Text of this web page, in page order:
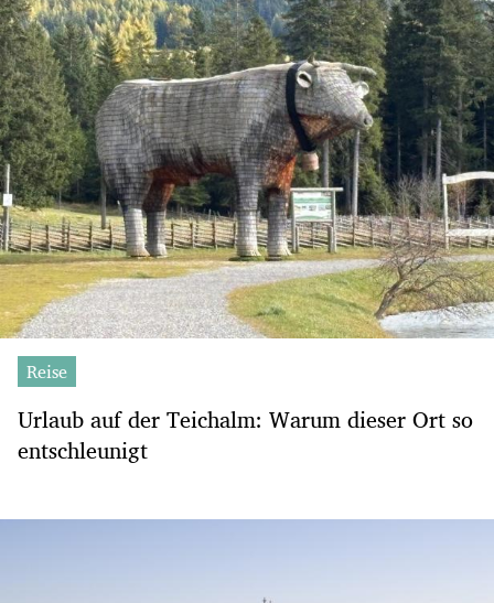
Reise
Urlaub auf der Teichalm: Warum dieser Ort so
entschleunigt